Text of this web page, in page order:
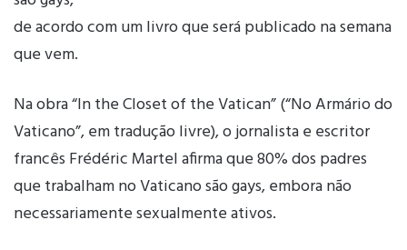
de acordo com um livro que será publicado na semana
que vem.
Na obra “In the Closet of the Vatican” (“No Armário do
Vaticano”, em tradução livre), o jornalista e escritor
francês Frédéric Martel afirma que 80% dos padres
que trabalham no Vaticano são gays, embora não
necessariamente sexualmente ativos.